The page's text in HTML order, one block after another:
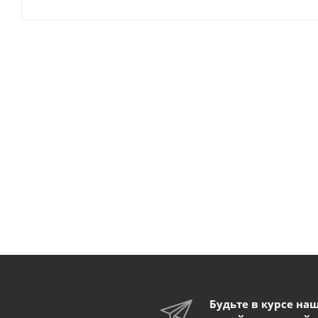
Будьте в курсе